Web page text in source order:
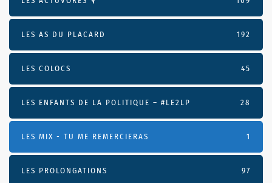
LES AS DU PLACARD 192
LES COLOCS 45
LES ENFANTS DE LA POLITIQUE – #LE2LP 28
LES MIX - TU ME REMERCIERAS 1
LES PROLONGATIONS 97